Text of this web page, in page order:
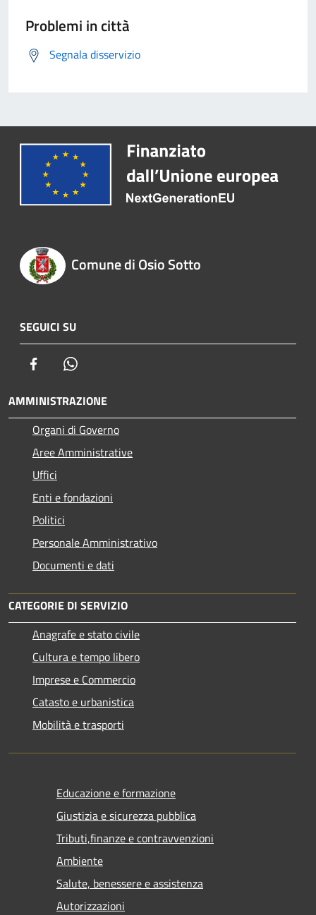
Problemi in città
Segnala disservizio
Comune di Osio Sotto
SEGUICI SU
Facebook
AMMINISTRAZIONE
Organi di Governo
Aree Amministrative
Uffici
Enti e fondazioni
Politici
Personale Amministrativo
Documenti e dati
CATEGORIE DI SERVIZIO
Anagrafe e stato civile
Cultura e tempo libero
Imprese e Commercio
Catasto e urbanistica
Mobilità e trasporti
Educazione e formazione
Giustizia e sicurezza pubblica
Tributi,finanze e contravvenzioni
Ambiente
Salute, benessere e assistenza
Autorizzazioni